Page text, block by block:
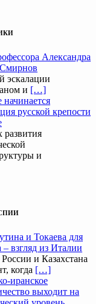
Александра
эскалации
и […]
русской крепости
развития
и
и Токаева для
взгляд из Италии
и Казахстана
когда […]
иранское
выходит на